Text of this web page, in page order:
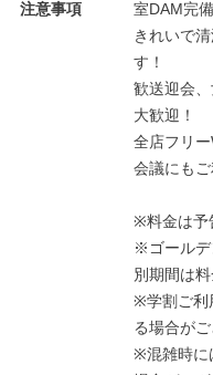
注意事項
室DAM完備
きれいで
す！
歓送迎会
大歓迎！
全店フリ
会議にもご
※料金は予
※ゴールデ
別期間は
※学割ご利
る場合がご
※混雑時に